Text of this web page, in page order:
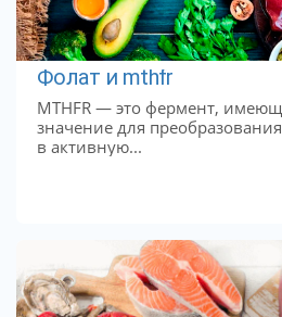
Фолат и mthfr
MTHFR — это фермент,
значение для
в активную...